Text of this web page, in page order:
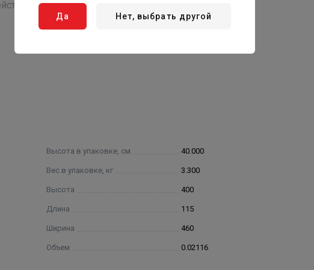
на момент отключения настроек.
EZE);
Homogeneous flow;
элемента Thermoresist compact;
и непринужденного перемещения;
Высота в упаковке, см. 40.000
Вес в упаковке, кг 3.300
Высота 400
Длина 115
Ширина 460
Объем 0.02116
Да Нет, выбрать другой